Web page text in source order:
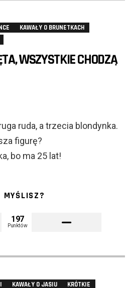
KAWAŁY O BRUNETKACH
WSZYSTKIE CHODZĄ
ruda, a trzecia blondynka.
figurę?
bo ma 25 lat!
MYŚLISZ?
197
Punktów
KAWAŁY O JASIU KRÓTKIE